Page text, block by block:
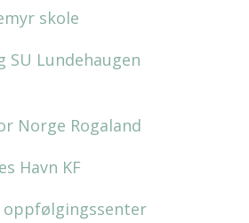
skole
SU Lundehaugen
Norge Rogaland
Havn KF
oppfølgingssenter